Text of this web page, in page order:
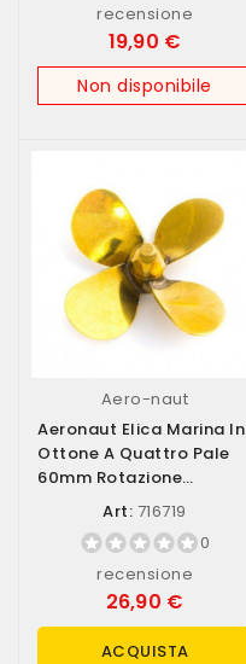
recensione
19,90 €
Non disponibile
Aero-naut
Aeronaut Elica Marina In
Ottone A Quattro Pale
60mm Rotazione
Antioraria...
Art: 716719
0
recensione
26,90 €
ACQUISTA